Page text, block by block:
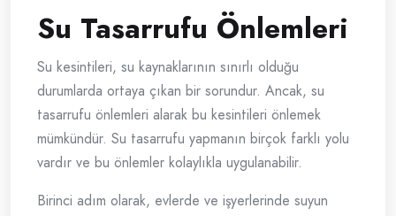
Su Tasarrufu Önlemleri
Su kesintileri, su kaynaklarının sınırlı olduğu
durumlarda ortaya çıkan bir sorundur. Ancak, su
tasarrufu önlemleri alarak bu kesintileri önlemek
mümkündür. Su tasarrufu yapmanın birçok farklı yolu
vardır ve bu önlemler kolaylıkla uygulanabilir.
Birinci adım olarak, evlerde ve işyerlerinde suyun